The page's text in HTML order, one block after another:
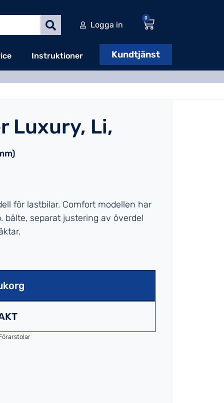
Logga in
0
Instruktioner Kundtjänst
Luxury, Li,
för lastbilar. Comfort modellen har
bälte, separat justering av överdel